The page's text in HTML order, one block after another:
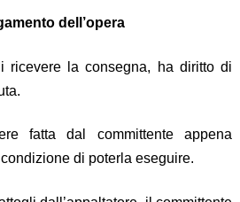
dell’opera
ricevere la consegna, ha diritto di
fatta dal committente appena
condizione di poterla eseguire.